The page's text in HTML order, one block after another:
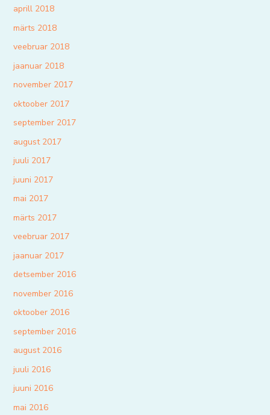
aprill 2018
märts 2018
veebruar 2018
jaanuar 2018
november 2017
oktoober 2017
september 2017
august 2017
juuli 2017
juuni 2017
mai 2017
märts 2017
veebruar 2017
jaanuar 2017
detsember 2016
november 2016
oktoober 2016
september 2016
august 2016
juuli 2016
juuni 2016
mai 2016